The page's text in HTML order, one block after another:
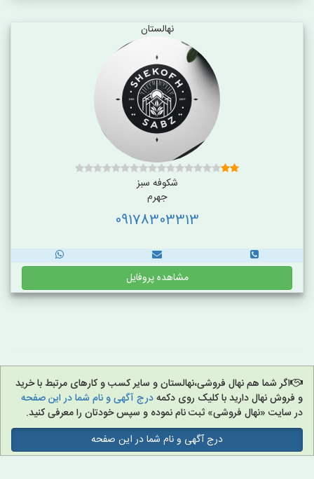
نهالستان
شکوفه سبز
جهرم
09178303313
مشاهده پروفایل
اگر شما هم نهال فروشی،نهالستان و سایر کسب و کارهای مرتبط با خرید
و فروش نهال دارید با کلیک روی دکمهدرج آگهی و نام شما در این صفحه
در سایت «نهال فروشی» ثبت نام نموده و سپس خودتان را معرفی کنید.
درج آگهی و نام شما در این صفحه